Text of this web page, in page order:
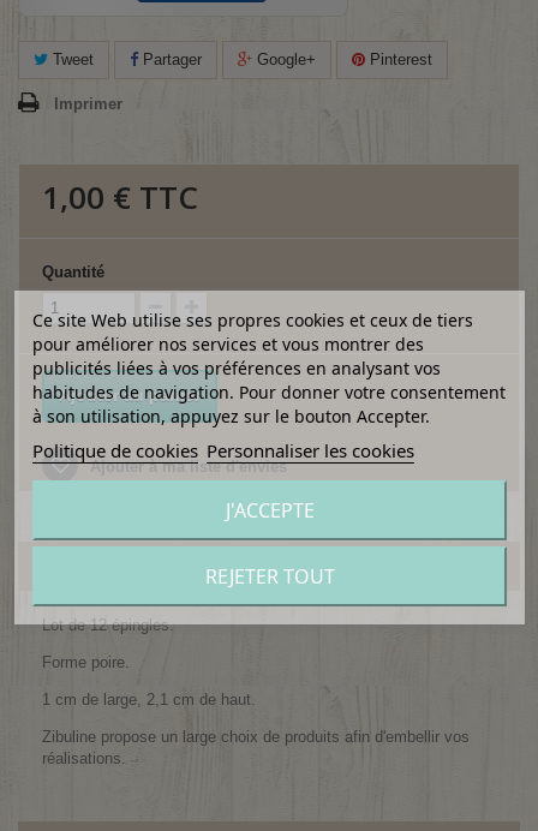
Tweet Partager Google+ Pinterest
Imprimer
1,00 € TTC
Quantité
Ajouter au panier
Ajouter à ma liste d'envies
EN SAVOIR PLUS
Lot de 12 épingles.
Forme poire.
1 cm de large, 2,1 cm de haut.
Zibuline propose un large choix de produits afin d'embellir vos
réalisations.
Ce site Web utilise ses propres cookies et ceux de tiers
pour améliorer nos services et vous montrer des
publicités liées à vos préférences en analysant vos
habitudes de navigation. Pour donner votre consentement
à son utilisation, appuyez sur le bouton Accepter.
Politique de cookies Personnaliser les cookies
REJETER TOUT
J'ACCEPTE